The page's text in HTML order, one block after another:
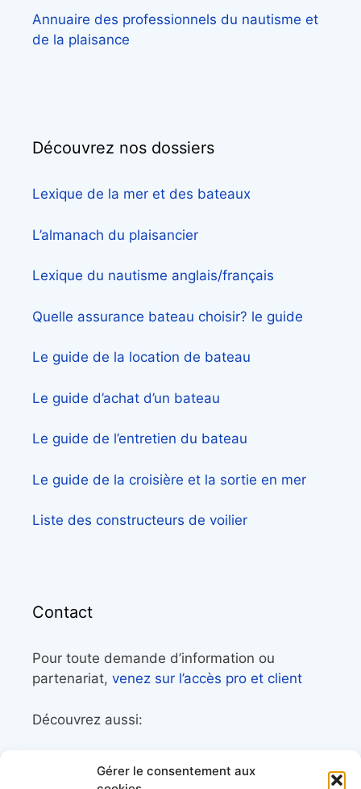
Gérer le consentement aux
Annuaire des professionnels du nautisme et
de la plaisance
Découvrez nos dossiers
Lexique de la mer et des bateaux
L’almanach du plaisancier
Lexique du nautisme anglais/français
Quelle assurance bateau choisir? le guide
Le guide de la location de bateau
Le guide d’achat d’un bateau
Le guide de l’entretien du bateau
Le guide de la croisière et la sortie en mer
Liste des constructeurs de voilier
Contact
Pour toute demande d’information ou
partenariat, venez sur l’accès pro et client
Découvrez aussi:
librairie maritime